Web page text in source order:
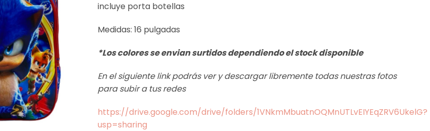
incluye porta botellas
Medidas: 16 pulgadas
*Los colores se envian surtidos dependiendo el stock disponible
En el siguiente link podrás ver y descargar libremente todas nuestras fotos
para subir a tus redes
https://drive.google.com/drive/folders/1VNkmMbuatnOQMnUTLvEIYEqZRV6UkelG?
usp=sharing